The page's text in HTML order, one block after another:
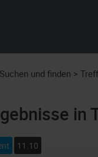
Suchen und finden >
in
11.10